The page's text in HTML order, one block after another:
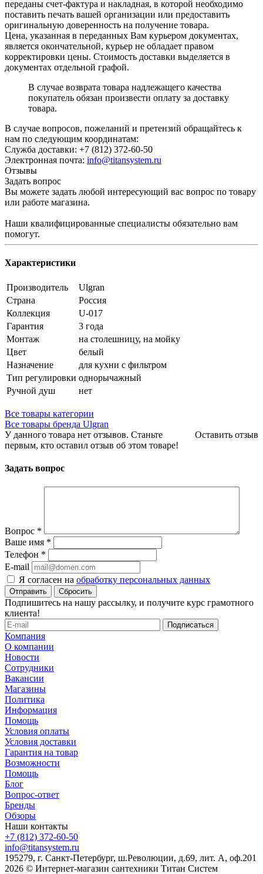
переданы счет-фактура и накладная, в которой необходимо
поставить печать вашей организации или предоставить
оригинальную доверенность на получение товара.
Цена, указанная в переданных Вам курьером документах,
является окончательной, курьер не обладает правом
корректировки цены. Стоимость доставки выделяется в
документах отдельной графой.
В случае возврата товара надлежащего качества
покупатель обязан произвести оплату за доставку
товара.
В случае вопросов, пожеланий и претензий обращайтесь к
нам по следующим координатам:
Служба доставки: +7 (812) 372-60-50
Электронная почта: info@titansystem.ru
Отзывы
Задать вопрос
Вы можете задать любой интересующий вас вопрос по товару
или работе магазина.
Наши квалифицированные специалисты обязательно вам
помогут.
Характеристики
Производитель
Ulgran
Страна
Россия
Коллекция
U-017
Гарантия
3 года
Монтаж
на столешницу, на мойку
Цвет
белый
Назначение
для кухни с фильтром
Тип регулировки однорычажный
Ручной душ
нет
Все товары категории
Все товары бренда Ulgran
Оставить отзыв
У данного товара нет отзывов. Станьте
первым, кто оставил отзыв об этом товаре!
Задать вопрос
Вопрос *
Ваше имя *
Телефон *
E-mail
Я согласен на обработку персональных данных
Сбросить
Подпишитесь на нашу рассылку, и получите курс грамотного
клиента!
Компания
О компании
Новости
Сотрудники
Вакансии
Магазины
Политика
Информация
Помощь
Условия оплаты
Условия доставки
Гарантия на товар
Возможности
Помощь
Блог
Вопрос-ответ
Бренды
Обзоры
Наши контакты
+7 (812) 372-60-50
info@titansystem.ru
195279, г. Санкт-Петербург, ш.Революции, д.69, лит. А, оф.201
2026 © Интернет-магазин сантехники Титан Систем